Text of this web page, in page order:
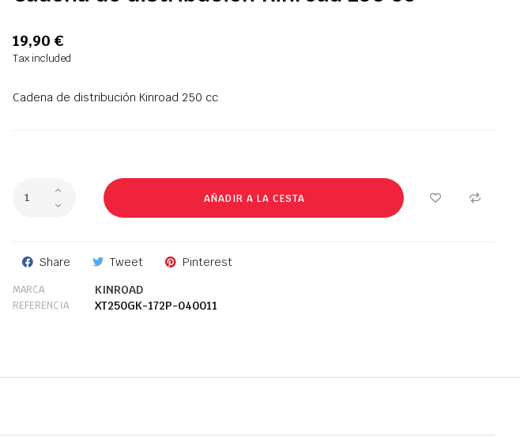
19,90 €
Tax included
Cadena de distribución Kinroad 250 cc
AÑADIR A LA CESTA
Share Tweet Pinterest
MARCA KINROAD
REFERENCIA XT250GK-172P-040011